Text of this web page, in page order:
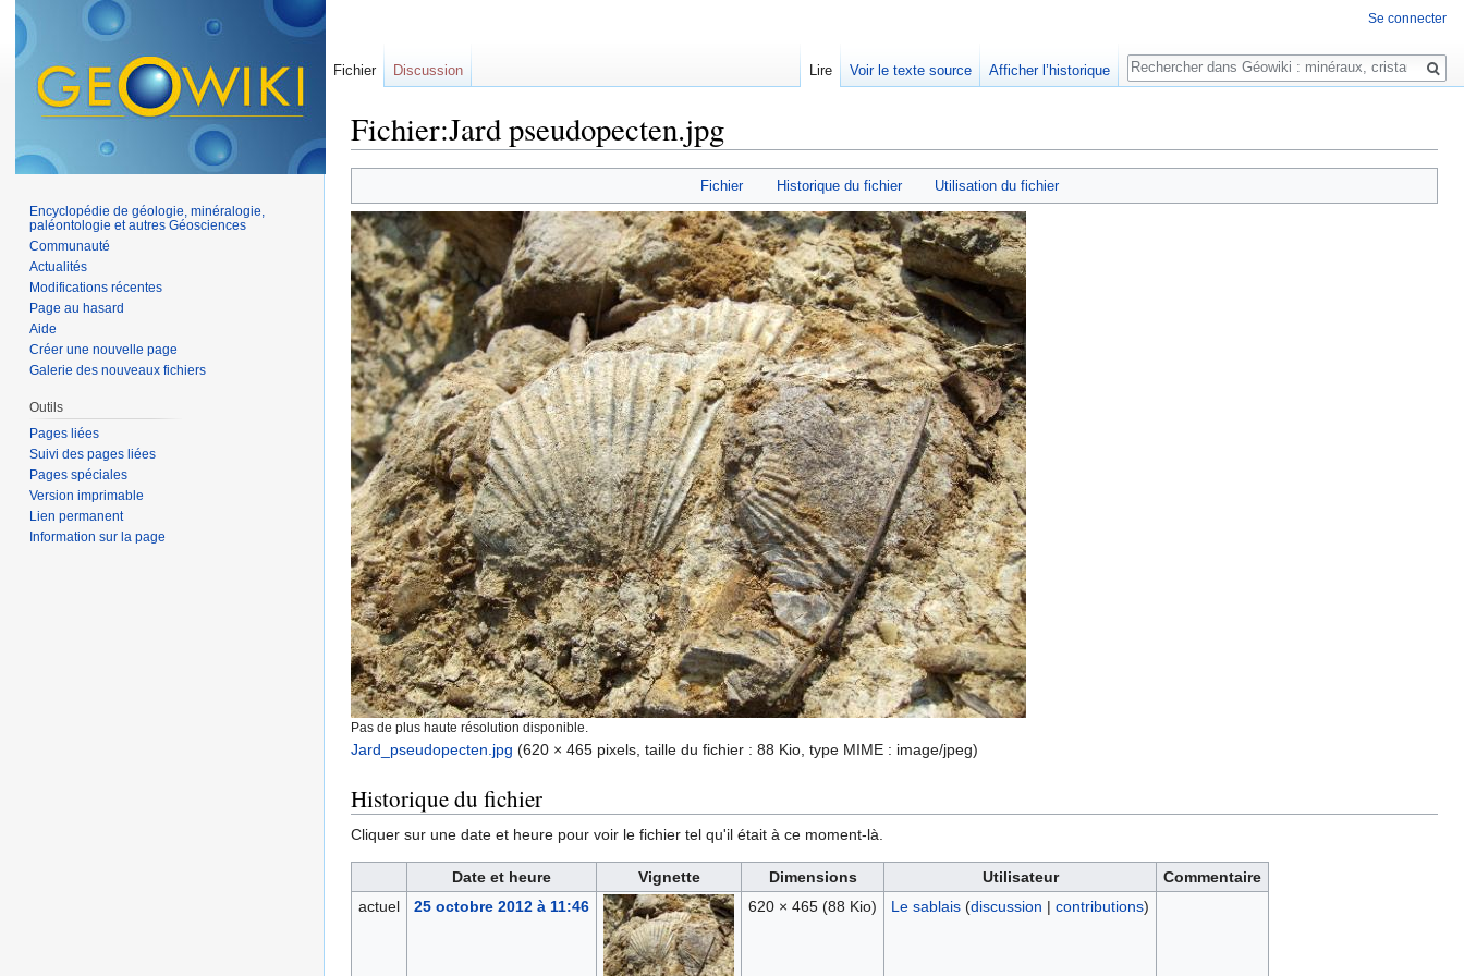
Fichier:Jard pseudopecten.jpg
Fichier Historique du fichier Utilisation du fichier
Pas de plus haute résolution disponible.
Jard_pseudopecten.jpg (620 × 465 pixels, taille du fichier : 88 Kio, type MIME : image/jpeg)
Historique du fichier
Cliquer sur une date et heure pour voir le fichier tel qu'il était à ce moment-là.
Date et heure Vignette Dimensions Utilisateur
Commentaire
actuel
25 octobre 2012 à 11:46 620 × 465 (88 Kio) Le sablais (discussion | contributions)
Se connecter
Fichier Discussion Lire Voir le texte source Afficher l’historique
Rechercher
Encyclopédie de géologie, minéralogie,
paléontologie et autres Géosciences
Communauté
Actualités
Modifications récentes
Page au hasard
Aide
Créer une nouvelle page
Galerie des nouveaux fichiers
Outils
Pages liées
Suivi des pages liées
Pages spéciales
Version imprimable
Lien permanent
Information sur la page